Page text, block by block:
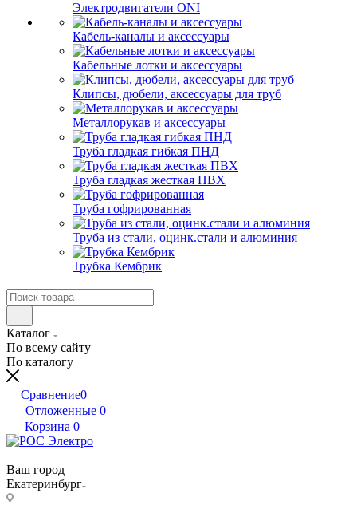
Электродвигатели ONI
Кабель-каналы и аксессуары
Кабельные лотки и аксессуары
Клипсы, дюбели, аксессуары для труб
Металлорукав и аксессуары
Труба гладкая гибкая ПНД
Труба гладкая жесткая ПВХ
Труба гофрированная
Труба из стали, оцинк.стали и алюминия
Трубка Кембрик
Каталог
По всему сайту
По каталогу
Сравнение0
Отложенные 0
Корзина 0
Ваш город
Екатеринбург